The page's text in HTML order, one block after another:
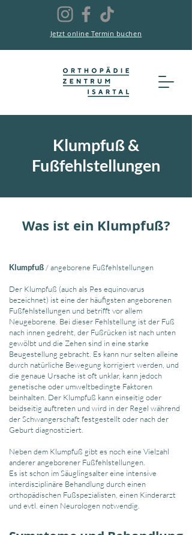
Jetzt online Termin buchen
Klumpfuß &
Fußfehlstellungen
Was ist ein Klumpfuß?
Klumpfuß / angeborene Fußfehlstellungen
Der Klumpfuß (auch als Pes equinovarus
bezeichnet) ist eine der häufigsten angeborenen
Fußfehlstellungen und betrifft vor allem
Neugeborene. Bei dieser Fehlstellung ist der Fuß
nach innen gedreht, der Fußrücken ist nach unten
gewölbt und die Zehen sind in eine starke
Beugestellung gebracht. Es kann nur selten alleine
durch natürliche Bewegung korrigiert werden, und
die genaue Ursache ist oft unklar, kann jedoch
genetische oder umweltbedingte Faktoren
beinhalten. Der Klumpfuß kann einseitig oder
beidseitig auftreten und wird in der Regel während
der Schwangerschaft festgestellt oder nach der
Geburt diagnostiziert.
Neben dem Klumpfuß gibt es noch eine Vielzahl
anderer angeborener Fußfehlstellungen.
Es ist schon im Säuglingsalter eine intensive
interdisziplinäre Behandlung durch einen
orthopädischen Fußspezialisten, einen Kinderarzt
und evtl. einen Neurologen notwendig.